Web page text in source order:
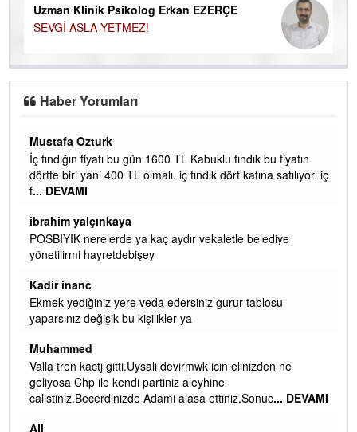
Uzman Klinik Psikolog Erkan EZERÇE
SEVGİ ASLA YETMEZ!
Haber Yorumları
Mustafa Ozturk
İç fındığın fiyatı bu gün 1600 TL Kabuklu fındık bu fiyatın
dörtte biri yani 400 TL olmalı. iç fındık dört katına satılıyor. iç
f... DEVAMI
ibrahim yalçınkaya
POSBIYIK nerelerde ya kaç aydır vekaletle belediye
yönetilirmi hayretdebişey
Kadir inanc
Ekmek yediğiniz yere veda edersiniz gurur tablosu
yaparsınız değişik bu kişilikler ya
Muhammed
Valla tren kactj gitti.Uysali devirmwk icin elinizden ne
geliyosa Chp ile kendi partiniz aleyhine
calistiniz.Becerdinizde Adami alasa ettiniz.Sonuc... DEVAMI
Ali